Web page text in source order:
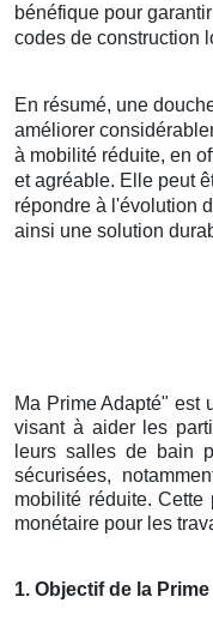
bénéfique pour
codes de construction
En résumé, une
améliorer
à mobilité réduite, en
et agréable. Elle peut
répondre à l'évolution
ainsi une solution
Ma Prime Adapté" est
visant à aider les
leurs salles de bain
sécurisées,
mobilité réduite.
monétaire pour les
1. Objectif de la Prime